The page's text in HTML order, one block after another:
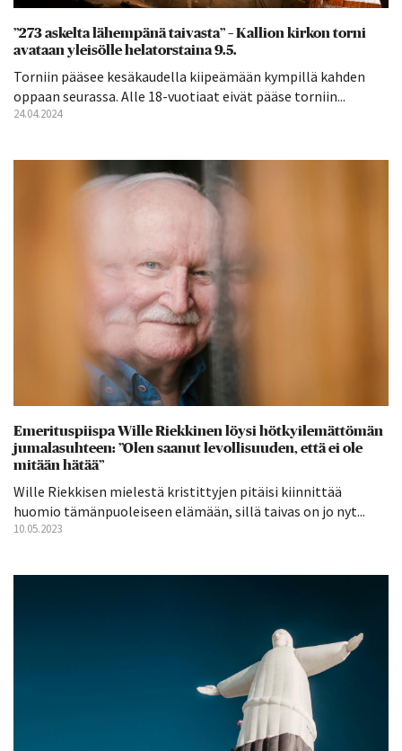
”273 askelta lähempänä taivasta” – Kallion kirkon torni
avataan yleisölle helatorstaina 9.5.
Torniin pääsee kesäkaudella kiipeämään kympillä kahden
oppaan seurassa. Alle 18-vuotiaat eivät pääse torniin...
24.04.2024
Emerituspiispa Wille Riekkinen löysi hötkyilemättömän
jumalasuhteen: ”Olen saanut levollisuuden, että ei ole
mitään hätää”
Wille Riekkisen mielestä kristittyjen pitäisi kiinnittää
huomio tämänpuoleiseen elämään, sillä taivas on jo nyt...
10.05.2023